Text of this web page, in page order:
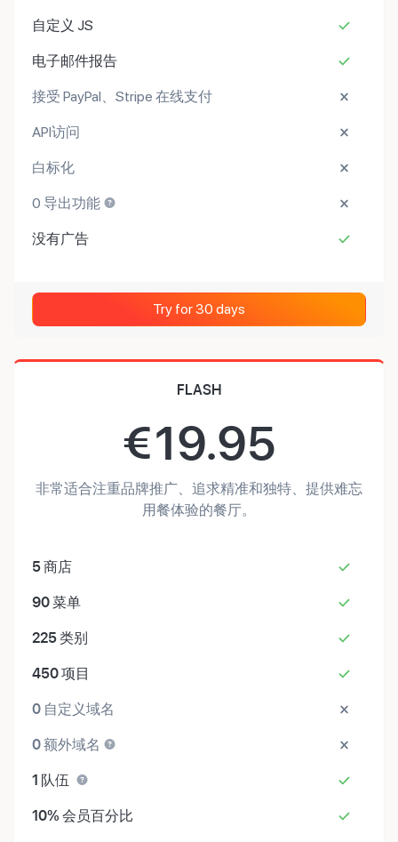
自定义 JS
电子邮件报告
接受 PayPal、Stripe 在线支付
API访问
白标化
0 导出功能
没有广告
Try for 30 days
FLASH
€19.95
非常适合注重品牌推广、追求精准和独特、提供难忘
用餐体验的餐厅。
5商店
90菜单
225类别
450项目
0 自定义域名
0额外域名
1 队伍
10% 会员百分比